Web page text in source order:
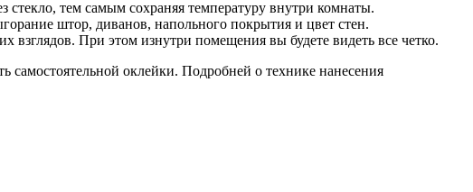
тем самым сохраняя температуру внутри комнаты.
штор, диванов, напольного покрытия и цвет стен.
взглядов. При этом изнутри помещения вы будете видеть все четко.
самостоятельной оклейки. Подробней о технике нанесения